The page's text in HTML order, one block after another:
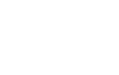
hacía que se